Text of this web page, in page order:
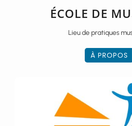
ÉCOLE DE
Lieu de pratiques
À PROPOS